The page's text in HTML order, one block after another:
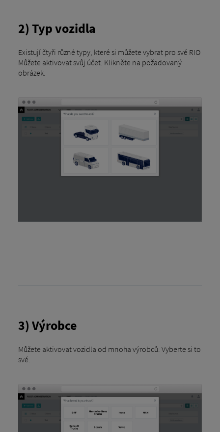
2) Typ vozidla
Existují čtyři různé typy, které si můžete vybrat pro své RIO
Můžete aktivovat svůj účet. Klikněte na požadovaný
obrázek.
3) Výrobce
Můžete aktivovat vozidla od mnoha výrobců. Vyberte si to
své.